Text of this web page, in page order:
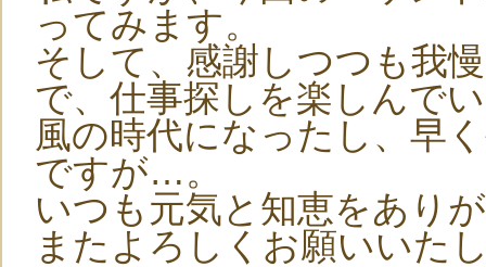
ってみます。
そして、感謝しつつも我
で、仕事探しを楽しんで
風の時代になったし、早
ですが…。
いつも元気と知恵をあり
またよろしくお願いいた